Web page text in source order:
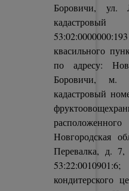
Боровичи, ул.
квасильного
по адресу:
Боровичи, м.
кадастровый
Новгородская
Перевалка, д. 7,
кондитерского